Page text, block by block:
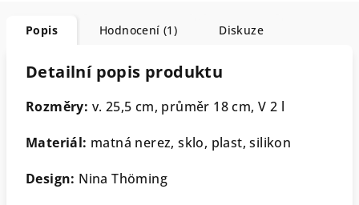
Popis Hodnocení (1) Diskuze
Detailní popis produktu
Rozměry: v. 25,5 cm, průměr 18 cm, V 2 l
Materiál: matná nerez, sklo, plast, silikon
Design: Nina Thöming